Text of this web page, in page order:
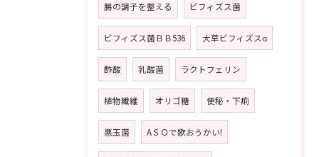
腸の調子を整える ビフィズス菌
ビフィズス菌ＢＢ536 大草ビフィズスα
酢酸 乳酸菌 ラクトフェリン
植物繊維 オリゴ糖 便秘・下痢
悪玉菌 AＳＯで歌おうかい!